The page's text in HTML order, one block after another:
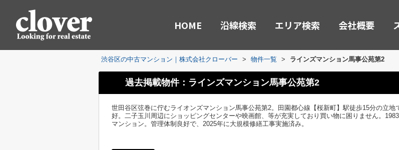
HOME 沿線検索 エリア検索 会社概要
渋谷区の中古マンション｜株式会社クローバー > 物件一覧 > ラインズマンション馬事公苑第2
過去掲載物件：ラインズマンション馬事公苑第2
世田谷区弦巻に佇むライオンズマンション馬事公苑第2。田園都心線【桜新町】駅徒歩15分の立
好。二子玉川周辺にショッピングセンターや映画館、等が充実しており買い物に困りません。
マンション。管理体制良好で、2025年に大規模修繕工事実施済み。